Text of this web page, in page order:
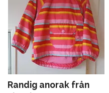
Randig anorak från